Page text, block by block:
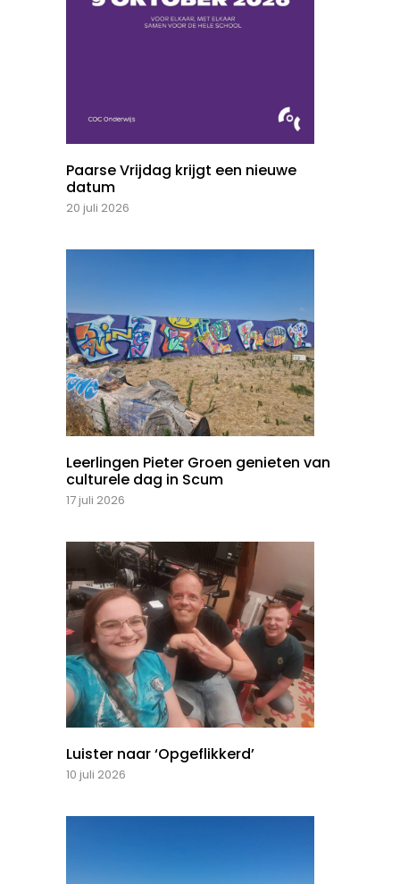
Paarse Vrijdag krijgt een nieuwe
datum
20 juli 2026
Leerlingen Pieter Groen genieten van
culturele dag in Scum
17 juli 2026
Luister naar ‘Opgeflikkerd’
10 juli 2026